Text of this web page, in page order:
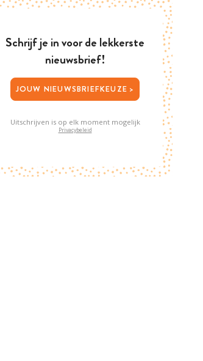
Schrijf je in voor de lekkerste
nieuwsbrief!
JOUW NIEUWSBRIEFKEUZE >
Uitschrijven is op elk moment mogelijk
Privacybeleid